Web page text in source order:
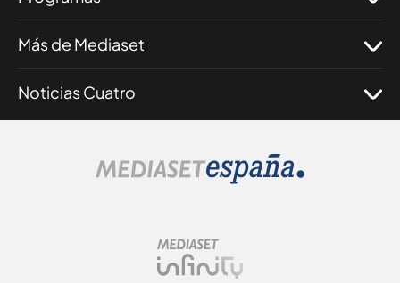
Más de Mediaset
Noticias Cuatro